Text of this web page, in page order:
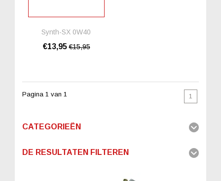
Synth-SX 0W40
€13,95€15,95
Pagina 1 van 1 1
CATEGORIEËN
DE RESULTATEN FILTEREN